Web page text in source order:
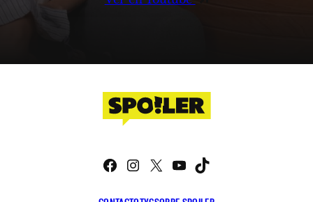
Facebook
Instagram
X YouTube